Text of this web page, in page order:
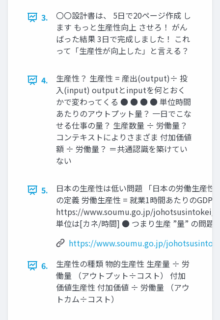
3.
〇〇設計書は、 5日で20ページ作成 し
ます もっと生産性向上 させろ！ がん
ばった結果 3日で完成しました！ これ
って「生産性が向上した」と言える？
4.
生産性？ 生産性 = 産出(output)÷ 投
入(input) outputとinputを何とおく
かで変わってくる ● ● ● ● 単位時間
あたりのアウトプット量？ 一日でこな
せる仕事の量？ 生産数量 ÷ 労働量？
コンテキストによりさまざま 付加価値
額 ÷ 労働量？ ＝共通認識を築けてい
ない
5.
日本の生産性は低い問題 「日本の労働生産
の定義 労働生産性 = 就業1時間あたりのGDP
https://www.soumu.go.jp/
単位は[カネ/時間] ● つまり生産 ”量” の問題
https://www.soumu.go.jp/
6.
生産性の種類 物的生産性 生産量 ÷ 労
働量 （アウトプット÷コスト） 付加
価値生産性 付加価値 ÷ 労働量 （アウ
トカム÷コスト）